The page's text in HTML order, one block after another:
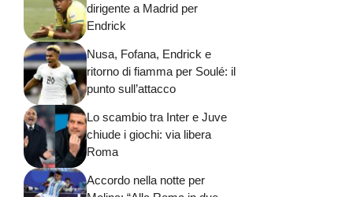
dirigente a Madrid per
Endrick
Nusa, Fofana, Endrick e
ritorno di fiamma per Soulé: il
punto sull’attacco
Lo scambio tra Inter e Juve
chiude i giochi: via libera
Roma
Accordo nella notte per